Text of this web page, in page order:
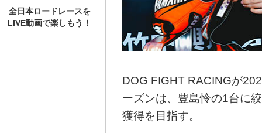
全日本ロードレースを
LIVE動画で楽しもう！
DOG FIGHT RACINGが
ーズンは、豊島怜の1台に
獲得を目指す。